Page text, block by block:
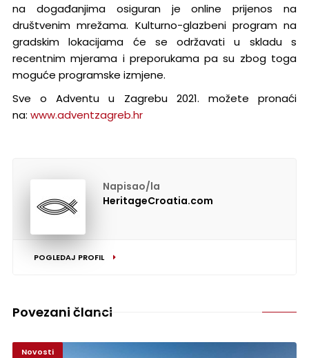
na događanjima osiguran je online prijenos na
društvenim mrežama. Kulturno-glazbeni program na
gradskim lokacijama će se održavati u skladu s
recentnim mjerama i preporukama pa su zbog toga
moguće programske izmjene.
Sve o Adventu u Zagrebu 2021. možete pronaći
na: www.adventzagreb.hr
Napisao/la
HeritageCroatia.com
POGLEDAJ PROFIL
Povezani članci
Novosti